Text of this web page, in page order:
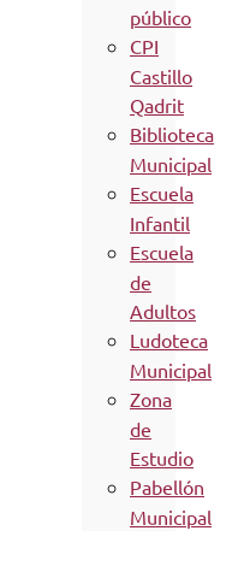
público
CPI
Castillo
Qadrit
Biblioteca
Municipal
Escuela
Infantil
Escuela
de
Adultos
Ludoteca
Municipal
Zona
de
Estudio
Pabellón
Municipal